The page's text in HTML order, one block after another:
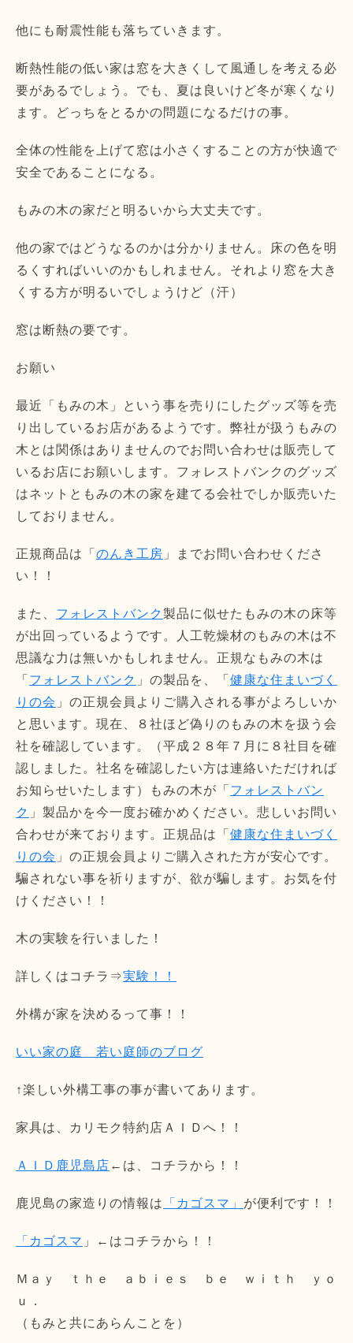
他にも耐震性能も落ちていきます。
断熱性能の低い家は窓を大きくして風通しを考える必
要があるでしょう。でも、夏は良いけど冬が寒くなり
ます。どっちをとるかの問題になるだけの事。
全体の性能を上げて窓は小さくすることの方が快適で
安全であることになる。
もみの木の家だと明るいから大丈夫です。
他の家ではどうなるのかは分かりません。床の色を明
るくすればいいのかもしれません。それより窓を大き
くする方が明るいでしょうけど（汗）
窓は断熱の要です。
お願い
最近「もみの木」という事を売りにしたグッズ等を売
り出しているお店があるようです。弊社が扱うもみの
木とは関係はありませんのでお問い合わせは販売して
いるお店にお願いします。フォレストバンクのグッズ
はネットともみの木の家を建てる会社でしか販売いた
しておりません。
正規商品は「 のんき工房 」までお問い合わせくださ
い！！
また、 フォレストバンク製品に似せたもみの木の床等
が出回っているようです。人工乾燥材のもみの木は不
思議な力は無いかもしれません。正規なもみの木は
「 フォレストバンク 」の製品を、「 健康な住まいづく
りの会 」の正規会員よりご購入される事がよろしいか
と思います。現在、８社ほど偽りのもみの木を扱う会
社を確認しています。（平成２８年７月に８社目を確
認しました。社名を確認したい方は連絡いただければ
お知らせいたします）もみの木が「 フォレストバン
ク 」製品かを今一度お確かめください。悲しいお問い
合わせが来ております。正規品は「 健康な住まいづく
りの会 」の正規会員よりご購入された方が安心です。
騙されない事を祈りますが、欲が騙します。お気を付
けください！！
木の実験を行いました！
詳しくはコチラ⇒実験！！
外構が家を決めるって事！！
いい家の庭 若い庭師のブログ
↑楽しい外構工事の事が書いてあります。
家具は、カリモク特約店ＡＩＤへ！！
ＡＩＤ鹿児島店 ←は、コチラから！！
鹿児島の家造りの情報は 「カゴスマ」 が便利です！！
「カゴスマ 」←はコチラから！！
Ｍａｙ ｔｈｅ ａｂｉｅｓ ｂｅ ｗｉｔｈ ｙｏ
ｕ．
（もみと共にあらんことを）